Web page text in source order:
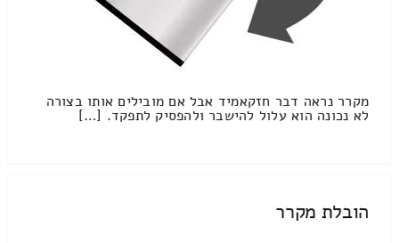
מקרר נראה דבר חזקאמיד אבל אם מובילים אותו בצורה
לא נכונה הוא עלול להישבר ולהפסיק לתפקד. […]
הובלת מקרר